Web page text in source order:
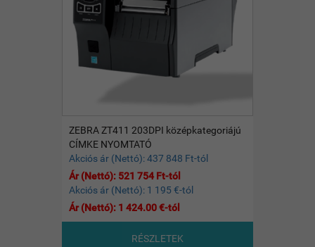
ZEBRA ZT411 203DPI középkategoriájú
CÍMKE NYOMTATÓ
Akciós ár (Nettó): 437 848 Ft-tól
Ár (Nettó): 521 754 Ft-tól
Akciós ár (Nettó): 1 195 €-tól
Ár (Nettó): 1 424.00 €-tól
RÉSZLETEK